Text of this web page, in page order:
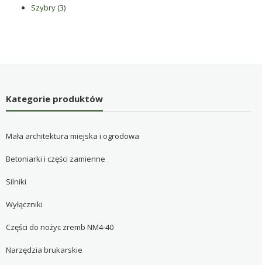
Szybry 33
Kategorie produktów
Mała architektura miejska i ogrodowa
Betoniarki i części zamienne
Silniki
Wyłączniki
Części do nożyc zremb NM4-40
Narzędzia brukarskie